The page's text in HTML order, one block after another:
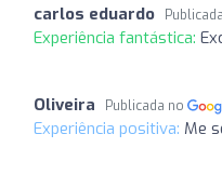
carlos eduardo
Experiência fantástica:
Oliveira Publicada no
Experiência positiva: Me